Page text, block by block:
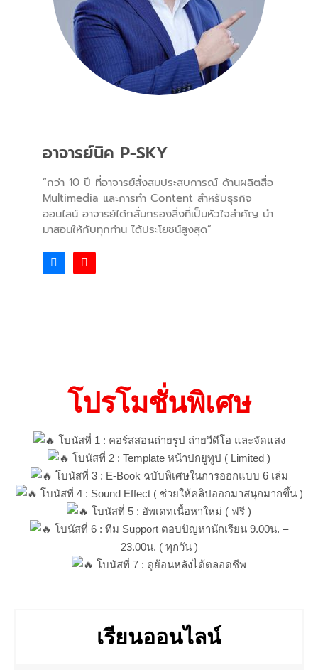
อาจารย์นิค P-SKY
“กว่า 10 ปี ที่อาจารย์สั่งสมประสบการณ์ ด้านผลิตสื่อ
Multimedia และการทำ Content สำหรับธุรกิจ
ออนไลน์ อาจารย์ได้กลั่นกรองสิ่งที่เป็นหัวใจสำคัญ นำ
มาสอนให้กับทุกท่าน ได้ประโยชน์สูงสุด”
โปรโมชั่นพิเศษ
โบนัสที่ 1 : คอร์สสอนถ่ายรูป ถ่ายวีดีโอ และจัดแสง
โบนัสที่ 2 : Template หน้าปกยูทูป ( Limited )
โบนัสที่ 3 : E-Book ฉบับพิเศษในการออกแบบ 6 เล่ม
โบนัสที่ 4 : Sound Effect ( ช่วยให้คลิปออกมาสนุกมากขึ้น )
โบนัสที่ 5 : อัพเดทเนื้อหาใหม่ ( ฟรี )
โบนัสที่ 6 : ทีม Support ตอบปัญหานักเรียน 9.00น. –
23.00น. ( ทุกวัน )
โบนัสที่ 7 : ดูย้อนหลังได้ตลอดชีพ
เรียนออนไลน์